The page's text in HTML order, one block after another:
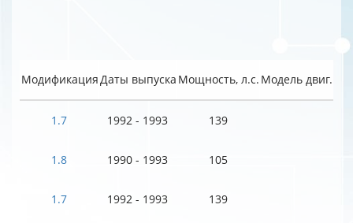
МодификацияДаты выпуска Мощность, л.с. Модель двиг.
1.7 1992 - 1993 139
1.8 1990 - 1993 105
1.7 1992 - 1993 139